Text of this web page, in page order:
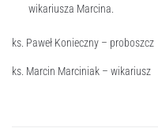
wikariusza Marcina.
ks. Paweł Konieczny – proboszcz
ks. Marcin Marciniak – wikariusz